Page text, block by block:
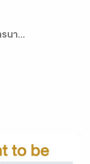
นา...